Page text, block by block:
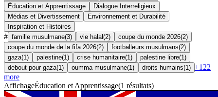
Éducation et Apprentissage
Dialogue Interreligieux
Médias et Divertissement
Environnement et Durabilité
Inspiration et Histoires
# famille musulmane(3) vie halal (2) coupe du monde 2026(2)
coupe du monde de la fifa 2026(2) footballeurs musulmans(2)
gaza(1 ) palestine(1 ) crise humanitaire(1 ) palestine libre(1 )
debout pour gaza(1 ) oumma musulmane(1 ) droits humains(1 ) +122
more
AffichageÉducation et Apprentissage(1 résultats)